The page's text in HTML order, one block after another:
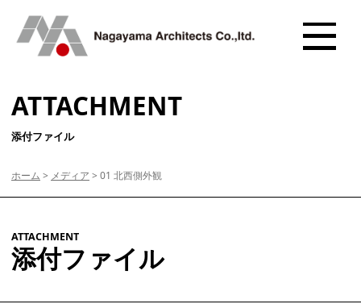
ATTACHMENT
添付ファイル
ホーム > メディア > 01 北西側外観
ATTACHMENT
添付ファイル